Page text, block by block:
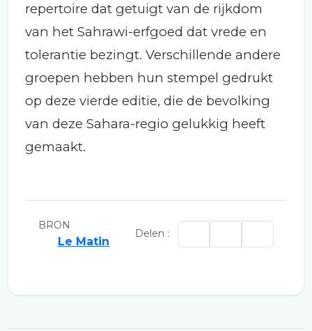
repertoire dat getuigt van de rijkdom
van het Sahrawi-erfgoed dat vrede en
tolerantie bezingt. Verschillende andere
groepen hebben hun stempel gedrukt
op deze vierde editie, die de bevolking
van deze Sahara-regio gelukkig heeft
gemaakt.
BRON
Le Matin
Delen :